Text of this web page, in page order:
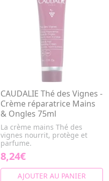
CAUDALIE Thé des Vignes -
Crème réparatrice Mains
& Ongles 75ml
La crème mains Thé des
vignes nourrit, protège et
parfume.
8,24€
AJOUTER AU PANIER